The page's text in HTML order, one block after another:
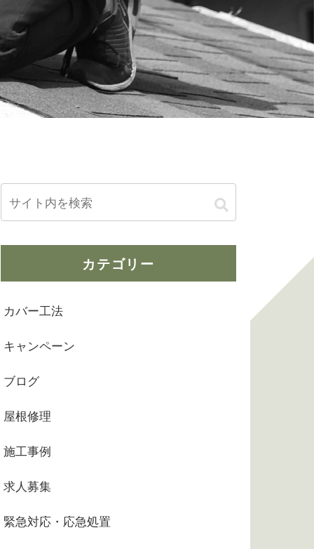
カテゴリー
カバー工法
キャンペーン
ブログ
屋根修理
施工事例
求人募集
緊急対応・応急処置